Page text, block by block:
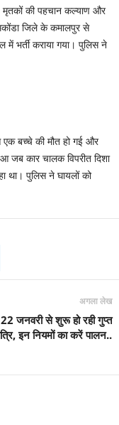
की पहचान कल्याण और
जिले के कमालपुर से
भर्ती कराया गया। पुलिस ने
बच्चे की मौत हो गई और
जब कार चालक विपरीत दिशा
पुलिस ने घायलों को
अगला लेख
22 जनवरी से शुरू हो रही गुप्त
इन नियमों का करें पालन..